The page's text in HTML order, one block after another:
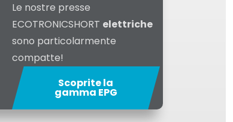
Le nostre presse
ECOTRONICSHORT elettriche
sono particolarmente
compatte!
Scoprite la
gamma EPG